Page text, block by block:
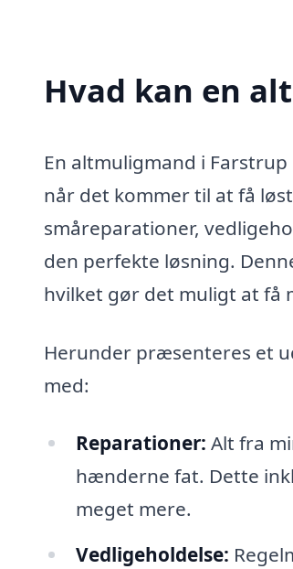
Hvad kan en
En altmuligmand i
når det kommer til at få
småreparationer,
den perfekte løsning.
hvilket gør det muligt at få
Herunder præsenteres et
med:
Reparationer: Alt fra
hænderne fat. Dette
meget mere.
Vedligeholdelse: